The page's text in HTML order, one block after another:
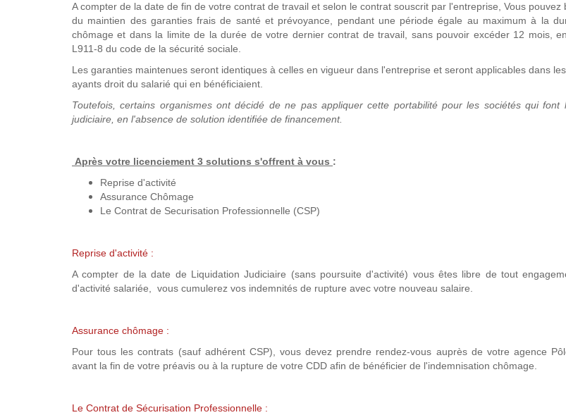
A compter de la date de fin de votre contrat de travail et selon le contrat souscrit par l'entreprise, Vous pouvez
du maintien des garanties frais de santé et prévoyance, pendant une période égale au maximum à la
chômage et dans la limite de la durée de votre dernier contrat de travail, sans pouvoir excéder 12 mois,
L911-8 du code de la sécurité sociale.
Les garanties maintenues seront identiques à celles en vigueur dans l'entreprise et seront applicables dans
ayants droit du salarié qui en bénéficiaient.
Toutefois, certains organismes ont décidé de ne pas appliquer cette portabilité pour les sociétés qui font
judiciaire, en l'absence de solution identifiée de financement.
Après votre licenciement 3 solutions s'offrent à vous :
Reprise d'activité
Assurance Chômage
Le Contrat de Securisation Professionnelle (CSP)
Reprise d'activité :
A compter de la date de Liquidation Judiciaire (sans poursuite d'activité) vous êtes libre de tout
d'activité salariée, vous cumulerez vos indemnités de rupture avec votre nouveau salaire.
Assurance chômage :
Pour tous les contrats (sauf adhérent CSP), vous devez prendre rendez-vous auprès de votre agence
avant la fin de votre préavis ou à la rupture de votre CDD afin de bénéficier de l'indemnisation chômage.
Le Contrat de Sécurisation Professionnelle :